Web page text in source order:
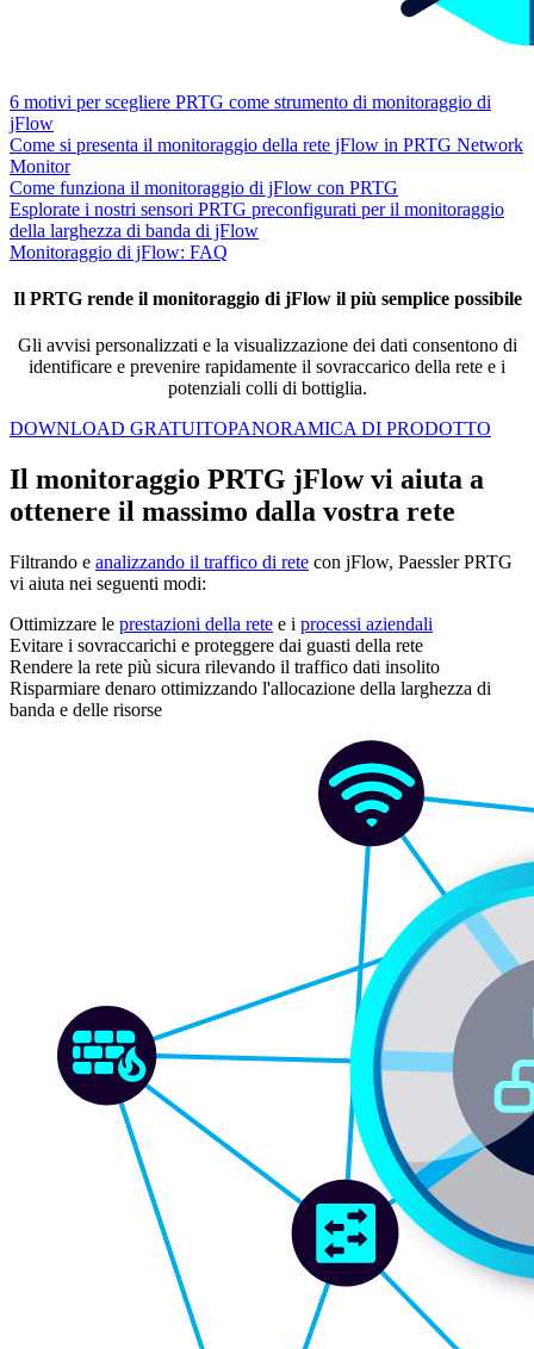
6 motivi per scegliere PRTG come strumento di monitoraggio di
jFlow
Come si presenta il monitoraggio della rete jFlow in PRTG Network
Monitor
Come funziona il monitoraggio di jFlow con PRTG
Esplorate i nostri sensori PRTG preconfigurati per il monitoraggio
della larghezza di banda di jFlow
Monitoraggio di jFlow: FAQ
Il PRTG rende il monitoraggio di jFlow il più semplice possibile
Gli avvisi personalizzati e la visualizzazione dei dati consentono di
identificare e prevenire rapidamente il sovraccarico della rete e i
potenziali colli di bottiglia.
DOWNLOAD GRATUITOPANORAMICA DI PRODOTTO
Il monitoraggio PRTG jFlow vi aiuta a
ottenere il massimo dalla vostra rete
Filtrando e analizzando il traffico di rete con jFlow, Paessler PRTG
vi aiuta nei seguenti modi:
Ottimizzare le prestazioni della rete e i processi aziendali
Evitare i sovraccarichi e proteggere dai guasti della rete
Rendere la rete più sicura rilevando il traffico dati insolito
Risparmiare denaro ottimizzando l'allocazione della larghezza di
banda e delle risorse